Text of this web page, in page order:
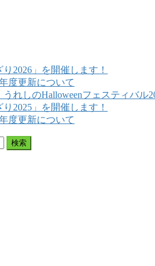
り2026」を開催します！
度更新について
れしのHalloweenフェスティバル
り2025」を開催します！
度更新について